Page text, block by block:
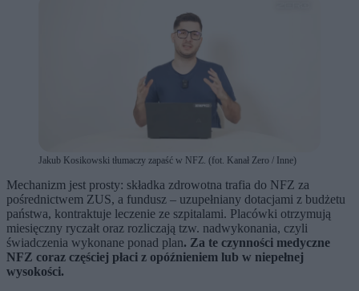
Jakub Kosikowski tłumaczy zapaść w NFZ. (fot. Kanał Zero / Inne)
Mechanizm jest prosty: składka zdrowotna trafia do NFZ za
pośrednictwem ZUS, a fundusz – uzupełniany dotacjami z budżetu
państwa, kontraktuje leczenie ze szpitalami. Placówki otrzymują
miesięczny ryczałt oraz rozliczają tzw. nadwykonania, czyli
świadczenia wykonane ponad plan. Za te czynności medyczne
NFZ coraz częściej płaci z opóźnieniem lub w niepełnej
wysokości.